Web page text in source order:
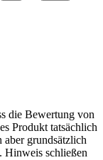
die Bewertung von
Produkt tatsächlich
aber grundsätzlich
Hinweis schließen